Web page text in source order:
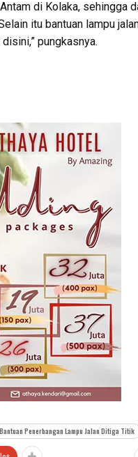
di Kolaka, sehingga
itu bantuan lampu
pungkasnya.
Penerbangan Lampu Jalan Ditiga Titik